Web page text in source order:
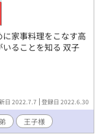
家事料理をこなす高
ることを知る 双子
日 2022.7.7 登録日 2022.6.30
王子様